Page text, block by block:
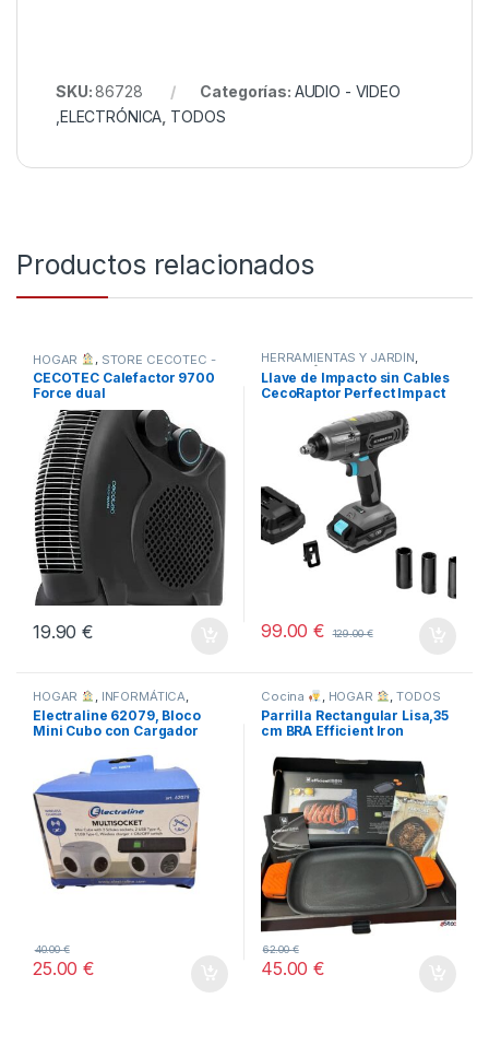
SKU:86728 Categorías: AUDIO - VIDEO
,ELECTRÓNICA, TODOS
Productos relacionados
HOGAR , STORE CECOTEC -
DISTRIBUIDOR OFICIAL
,
TODOS
CECOTEC Calefactor 9700
Force dual
19.90€
HERRAMIENTAS Y JARDÍN,
HOGAR
,
STORE CECOTEC -
DISTRIBUIDOR OFICIAL
,
TODOS
Llave de Impacto sin Cables
CecoRaptor Perfect Impact
2020 Ultra CECOTEC
99.00€ 129.00€
HOGAR , INFORMÁTICA,
TODOS
Electraline 62079, Bloco
Mini Cubo con Cargador
25.00€
40.00€
Cocina , HOGAR ,TODOS
Parrilla Rectangular Lisa,35
cm BRA Efficient Iron
45.00€
62.00€